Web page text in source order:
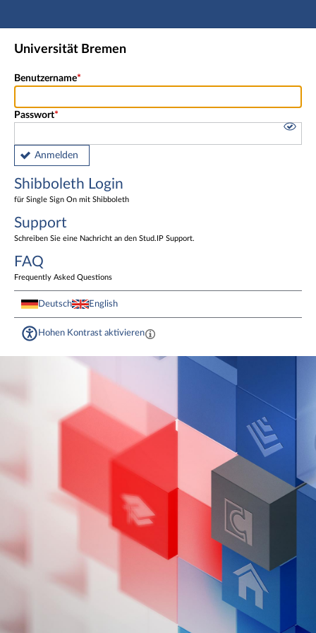
Hauptnavigation
Shibboleth Login
Universität Bremen
Benutzername
Passwort
Anmelden
Shibboleth Login
für Single Sign On mit Shibboleth
Support
Schreiben Sie eine Nachricht an den Stud.IP Support.
FAQ
Frequently Asked Questions
Deutsch English
Hohen Kontrast aktivieren